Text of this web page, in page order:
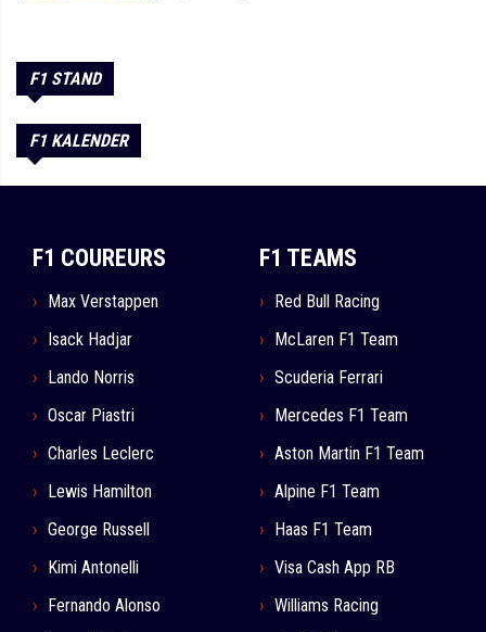
F1 STAND
F1 KALENDER
F1 COUREURS
Max Verstappen
Isack Hadjar
Lando Norris
Oscar Piastri
Charles Leclerc
Lewis Hamilton
George Russell
Kimi Antonelli
Fernando Alonso
F1 TEAMS
Red Bull Racing
McLaren F1 Team
Scuderia Ferrari
Mercedes F1 Team
Aston Martin F1 Team
Alpine F1 Team
Haas F1 Team
Visa Cash App RB
Williams Racing